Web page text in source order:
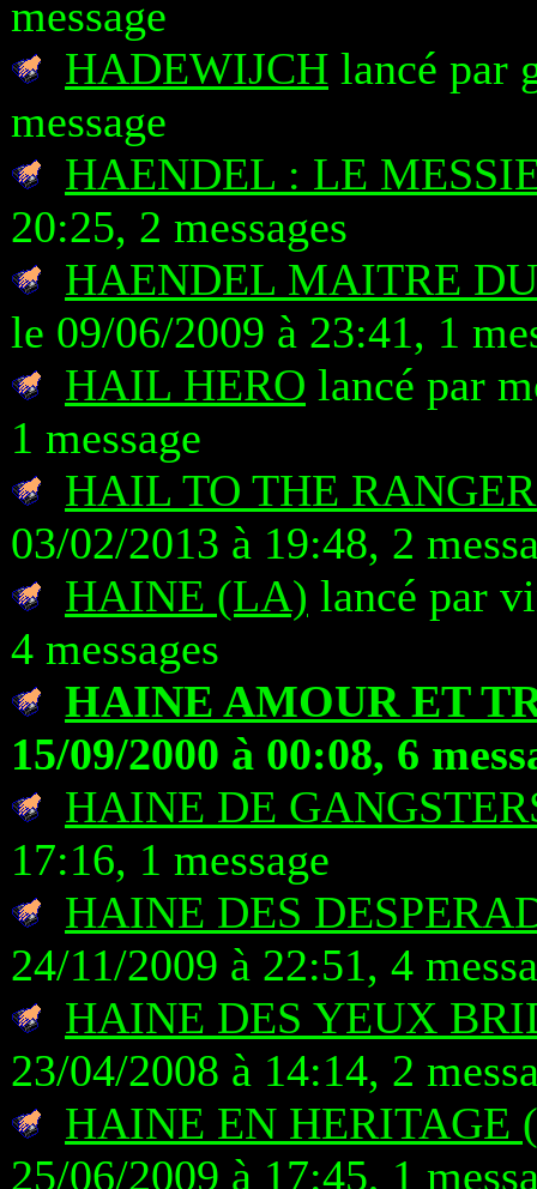
message
HADEWIJCH lancé par
message
HAENDEL : LE
20:25, 2 messages
HAENDEL MAITRE
le 09/06/2009 à 23:41, 1
HAIL HERO lancé par
1 message
HAIL TO THE
03/02/2013 à 19:48, 2
HAINE (LA) lancé par
4 messages
HAINE AMOUR ET
15/09/2000 à 00:08, 6
HAINE DE
17:16, 1 message
HAINE DES
24/11/2009 à 22:51, 4
HAINE DES YEUX
23/04/2008 à 14:14, 2
HAINE EN HERITAGE
25/06/2009 à 17:45, 1